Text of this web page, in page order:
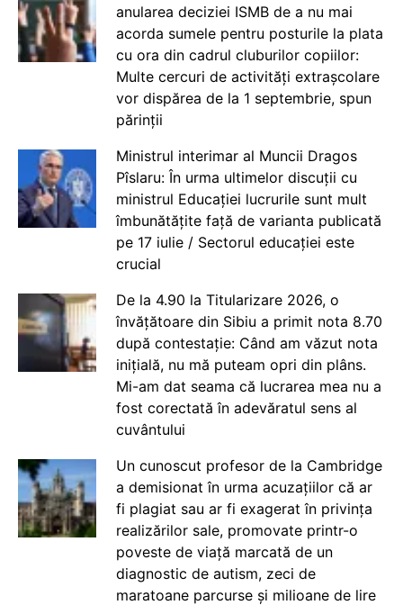
anularea deciziei ISMB de a nu mai
acorda sumele pentru posturile la plata
cu ora din cadrul cluburilor copiilor:
Multe cercuri de activități extrașcolare
vor dispărea de la 1 septembrie, spun
părinții
Ministrul interimar al Muncii Dragos
Pîslaru: În urma ultimelor discuții cu
ministrul Educației lucrurile sunt mult
îmbunătățite față de varianta publicată
pe 17 iulie / Sectorul educației este
crucial
De la 4.90 la Titularizare 2026, o
învățătoare din Sibiu a primit nota 8.70
după contestație: Când am văzut nota
inițială, nu mă puteam opri din plâns.
Mi-am dat seama că lucrarea mea nu a
fost corectată în adevăratul sens al
cuvântului
Un cunoscut profesor de la Cambridge
a demisionat în urma acuzațiilor că ar
fi plagiat sau ar fi exagerat în privința
realizărilor sale, promovate printr-o
poveste de viață marcată de un
diagnostic de autism, zeci de
maratoane parcurse și milioane de lire